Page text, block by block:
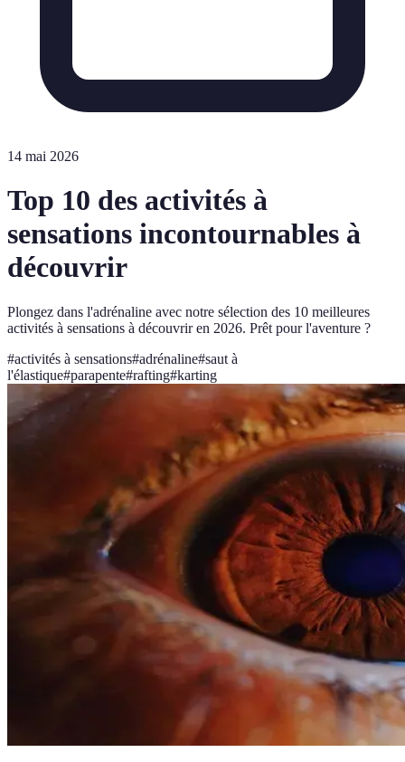
14 mai 2026
Top 10 des activités à
sensations incontournables à
découvrir
Plongez dans l'adrénaline avec notre sélection des 10 meilleures
activités à sensations à découvrir en 2026. Prêt pour l'aventure ?
#activités à sensations#adrénaline#saut à
l'élastique#parapente#rafting#karting